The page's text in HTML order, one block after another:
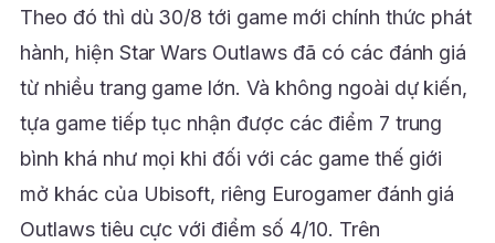
Theo đó thì dù 30/8 tới game mới chính thức phát
hành, hiện Star Wars Outlaws đã có các đánh giá
từ nhiều trang game lớn. Và không ngoài dự kiến,
tựa game tiếp tục nhận được các điểm 7 trung
bình khá như mọi khi đối với các game thế giới
mở khác của Ubisoft, riêng Eurogamer đánh giá
Outlaws tiêu cực với điểm số 4/10. Trên